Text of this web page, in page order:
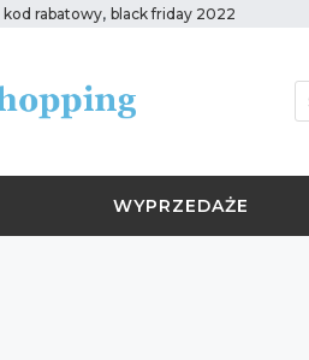
kod rabatowy, black friday 2022
WYPRZEDAŻE